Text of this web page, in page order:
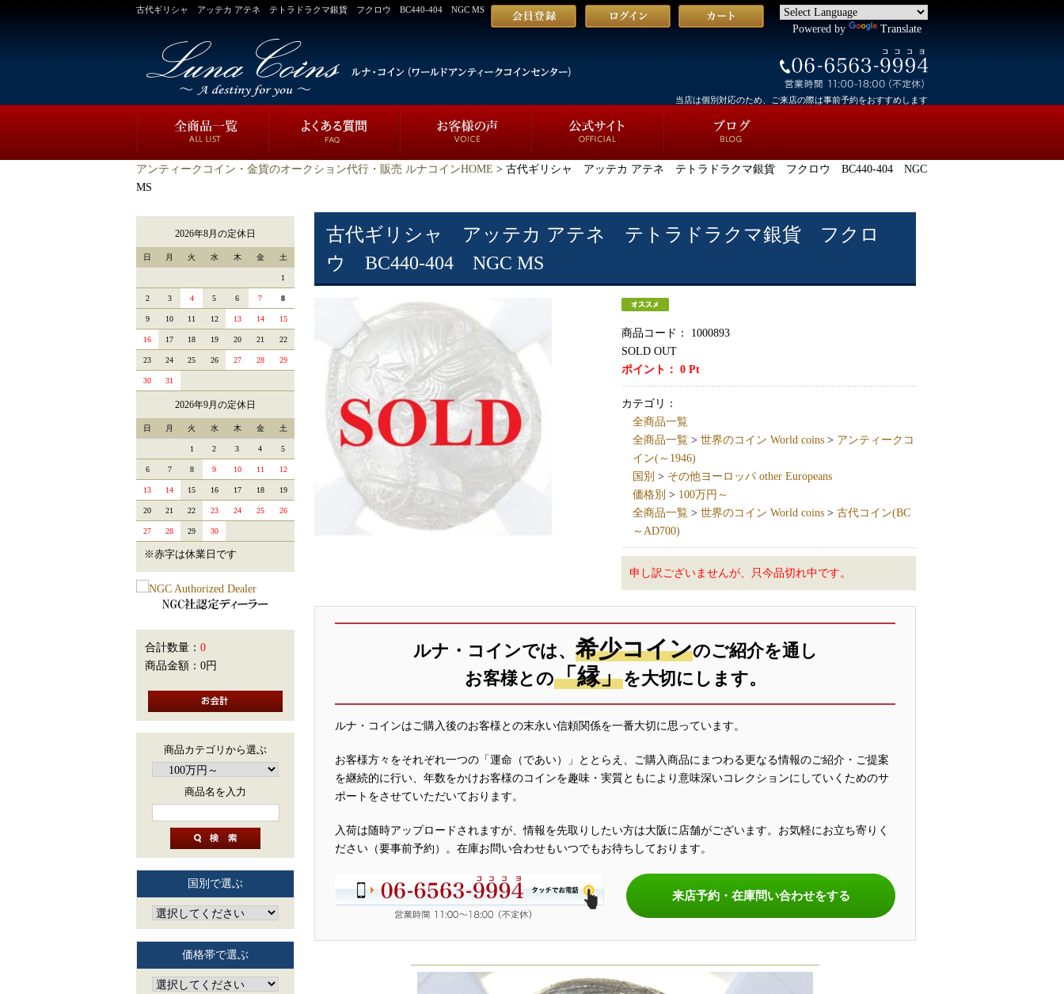
古代ギリシャ アッテカ アテネ テトラドラクマ銀貨 フクロウ BC440-404 NGC MS
Powered by Translate
当店は個別対応のため、ご来店の際は事前予約をおすすめします
アンティークコイン・金貨のオークション代行・販売 ルナコインHOME > 古代ギリシャ アッテカ アテネ テトラドラクマ銀貨 フクロウ BC440-404 NGC
MS
古代ギリシャ アッテカ アテネ テトラドラクマ銀貨 フクロ
ウ BC440-404 NGC MS
商品コード：
1000893
SOLD OUT
ポイント： 0Pt
カテゴリ：
全商品一覧
全商品一覧> 世界のコイン World coins> アンティークコ
イン(～1946)
国別 > その他ヨーロッパ other Europeans
価格別 > 100万円～
全商品一覧> 世界のコイン World coins> 古代コイン(BC
～AD700)
申し訳ございませんが、只今品切れ中です。
ルナ・コインでは、 希少コインのご紹介を通し
お客様との「縁」を大切にします。
ルナ・コインはご購入後のお客様との末永い信頼関係を一番大切に思っています。
お客様方々をそれぞれ一つの「運命（であい）」ととらえ、ご購入商品にまつわる更なる情報のご紹介・ご提案
を継続的に行い、年数をかけお客様のコインを趣味・実質ともにより意味深いコレクションにしていくためのサ
ポートをさせていただいております。
入荷は随時アップロードされますが、情報を先取りしたい方は大阪に店舗がございます。お気軽にお立ち寄りく
ださい（要事前予約）。在庫お問い合わせもいつでもお待ちしております。
来店予約・在庫問い合わせをする
2026年8月の定休日
日 月 火 水 木 金 土
1
2 3 4 5 6 7 8
9 10 11 12 13 14 15
16 17 18 19 20 21 22
23 24 25 26 27 28 29
30 31
2026年9月の定休日
日 月 火 水 木 金 土
1 2 3 4 5
6 7 8 9 10 11 12
13 14 15 16 17 18 19
20 21 22 23 24 25 26
27 28 29 30
※赤字は休業日です
合計数量： 0
商品金額： 0円
商品カテゴリから選ぶ
商品名を入力
国別で選ぶ
価格帯で選ぶ